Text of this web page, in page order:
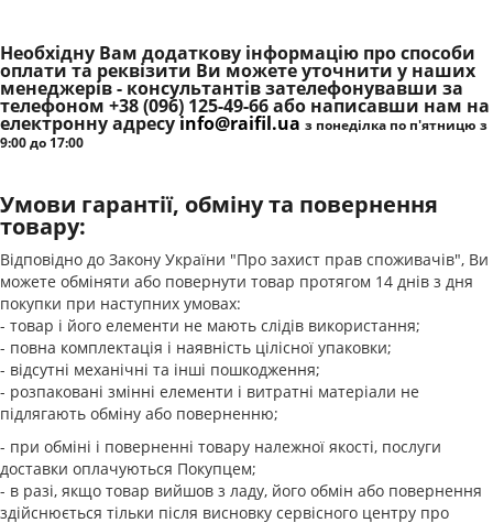
Необхідну Вам додаткову інформацію про способи
оплати та реквізити Ви можете уточнити у наших
менеджерів - консультантів зателефонувавши за
телефоном +38 (096) 125-49-66 або написавши нам на
електронну адресуinfo@raifil.ua з понеділка по п'ятницю з
9:00 до 17:00
Умови гарантії, обміну та повернення
товару:
Відповідно до Закону України "Про захист прав споживачів", Ви
можете обміняти або повернути товар протягом 14 днів з дня
покупки при наступних умовах:
- товар і його елементи не мають слідів використання;
- повна комплектація і наявність цілісної упаковки;
- відсутні механічні та інші пошкодження;
- розпаковані змінні елементи і витратні матеріали не
підлягають обміну або поверненню;
- при обміні і поверненні товару належної якостi, послуги
доставки оплачуються Покупцем;
- в разі, якщо товар вийшов з ладу, його обмін або повернення
здійснюється тільки після висновку сервісного центру про